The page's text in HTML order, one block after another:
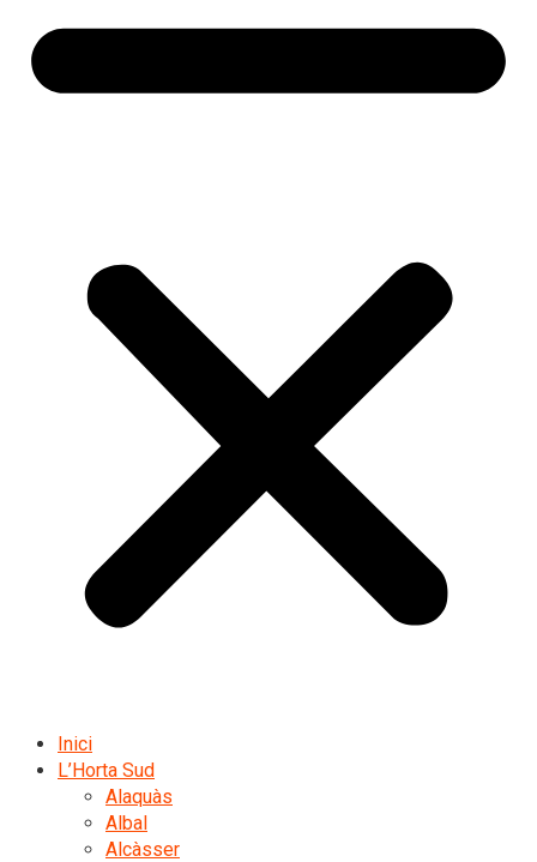
Inici
L’Horta Sud
Alaquàs
Albal
Alcàsser